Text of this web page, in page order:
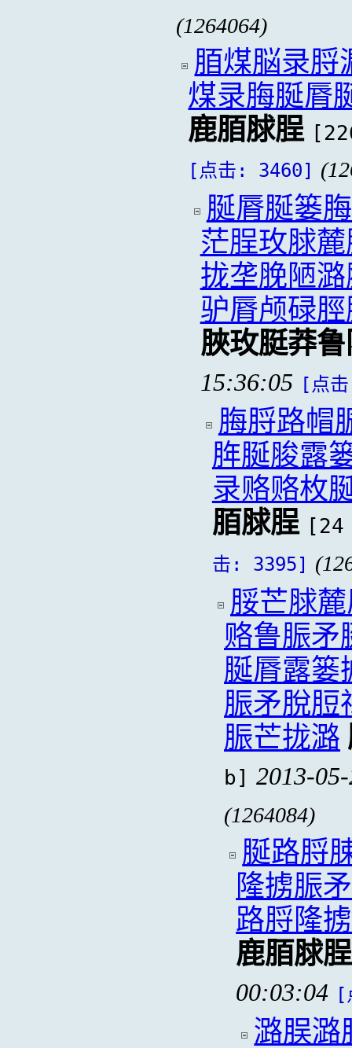
(1264064)
脜煤脳录脟
煤录脢脠脣
鹿脜脙脭
[点击: 3460]
脠脣脠篓
茫脭玫脙
拢垄脕陋
驴脣颅碌
脥玫脡莽
15:36:05 [点
脢脟路帽
脌脠脧露
录赂赂枚
脜脙脭
击: 3395]
脮芒脙
赂鲁脤矛
脠脣露篓
脤矛脫脰
脤芒拢潞
b] 2013-
(1264084)
脠路脟
隆掳脤
路脟隆
鹿脜脙脭
00:03:04 [
潞脵潞